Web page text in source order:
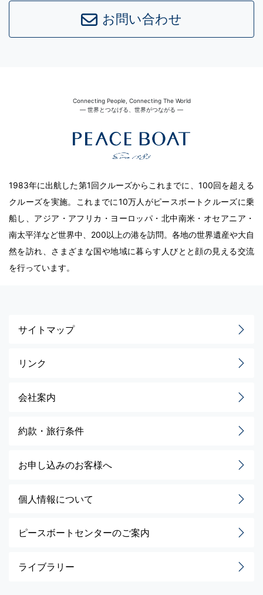
お問い合わせ
Connecting People, Connecting The World
― 世界とつなげる、世界がつながる ―
1983年に出航した第1回クルーズからこれまでに、100回を超える
クルーズを実施。これまでに10万人がピースボートクルーズに乗
船し、アジア・アフリカ・ヨーロッパ・北中南米・オセアニア・
南太平洋など世界中、200以上の港を訪問。各地の世界遺産や大自
然を訪れ、さまざまな国や地域に暮らす人びとと顔の見える交流
を行っています。
サイトマップ
リンク
会社案内
約款・旅行条件
お申し込みのお客様へ
個人情報について
ピースボートセンターのご案内
ライブラリー